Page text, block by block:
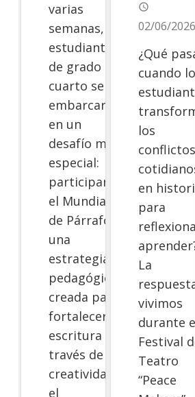
varias
semanas, los
estudiantes
de grado
cuarto se
embarcaron
en un
desafío muy
especial:
participar en
el Mundial
de Párrafos,
una
estrategia
pedagógica
creada para
fortalecer la
escritura a
través de la
creatividad,
el
access_time
02/06/2026
¿Qué pasa
cuando los
los
conflictos
cotidianos
en
para
aprender?
La
respuesta
vivimos
durante el
Festival de
Teatro
“Peace